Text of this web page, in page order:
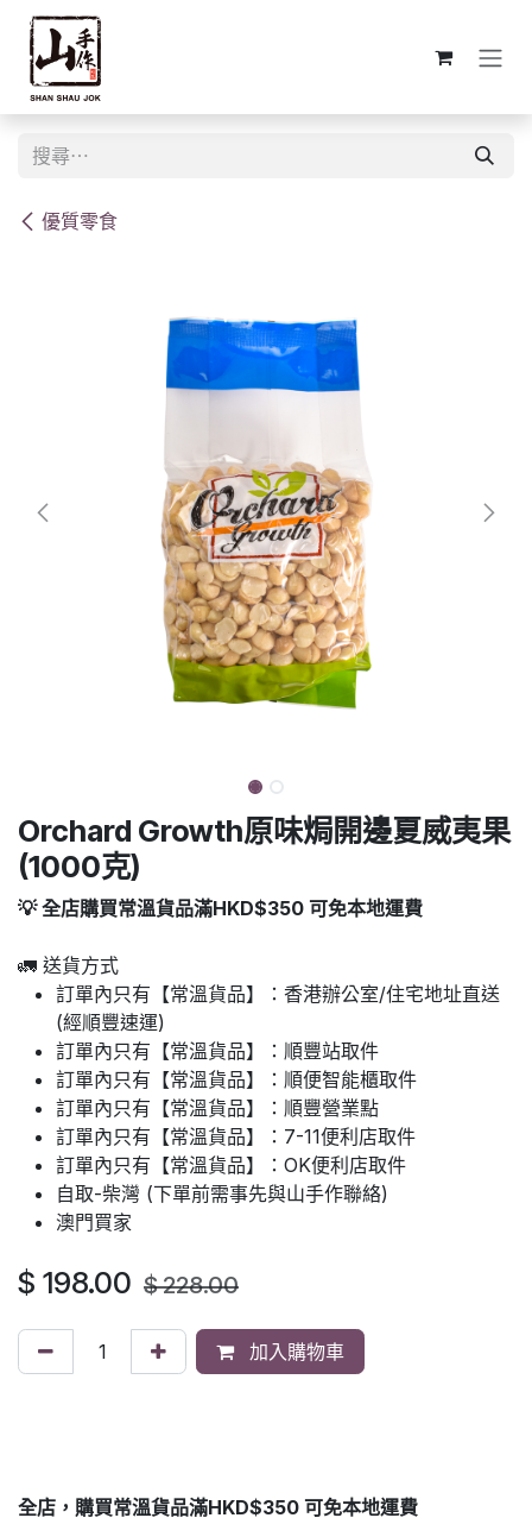
跳至內容
優質零食
Orchard Growth原味焗開邊夏威夷果
(1000克)
💡 全店購買常溫貨品滿HKD$350 可免本地運費
🚛 送貨方式
訂單內只有【常溫貨品】：香港辦公室/住宅地址直送
(經順豐速運)
訂單內只有【常溫貨品】：順豐站取件
訂單內只有【常溫貨品】：順便智能櫃取件
訂單內只有【常溫貨品】：順豐營業點
訂單內只有【常溫貨品】：7-11便利店取件
訂單內只有【常溫貨品】：OK便利店取件
自取-柴灣 (下單前需事先與山手作聯絡)
澳門買家
$ 198.00 $228.00
加入購物車
全店，購買常溫貨品滿HKD$350 可免本地運費